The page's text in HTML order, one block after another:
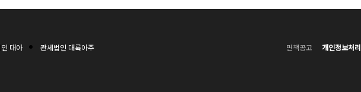
대아 관세법인 대륙아주 면책공고 개인정보처